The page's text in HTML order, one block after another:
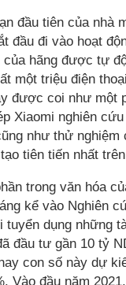
đầu tiên của nhà
đầu đi vào hoạt
hãng được tự
một triệu điện
được coi như một
Xiaomi nghiên
như thử nghiệm
tiên tiến nhất
trong văn hóa
kể vào Nghiên
tuyển dụng những
đầu tư gần 10 tỷ
con số này dự
Vào đầu năm